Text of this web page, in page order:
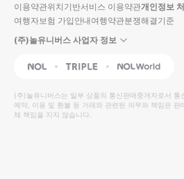
입니
다.
높
은
순
동
영
상
순
상
이용약관위치기반서비스 이용약관개인정보
여행자보험 가입안내여행약관분쟁해결기준
(주)놀유니버스 사업자 정보
NOL Triple Interpark Global
(주)놀유니버스는 일부 상품의 통신판매중개자로서
예약, 이용 및 환불 등 거래와 관련된 의무와 책임은 판
체 책임을 지지 않습니다.